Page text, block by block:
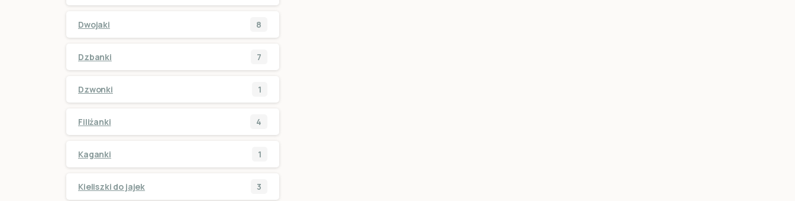
Dwojaki 8
Dzbanki 7
Dzwonki 1
Filiżanki 4
Kaganki 1
Kieliszki do jajek 3